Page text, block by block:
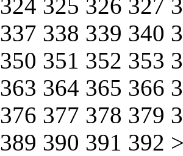
324 325 326 327
337 338 339 340
350 351 352 353
363 364 365 366
376 377 378 379
389 390 391 392